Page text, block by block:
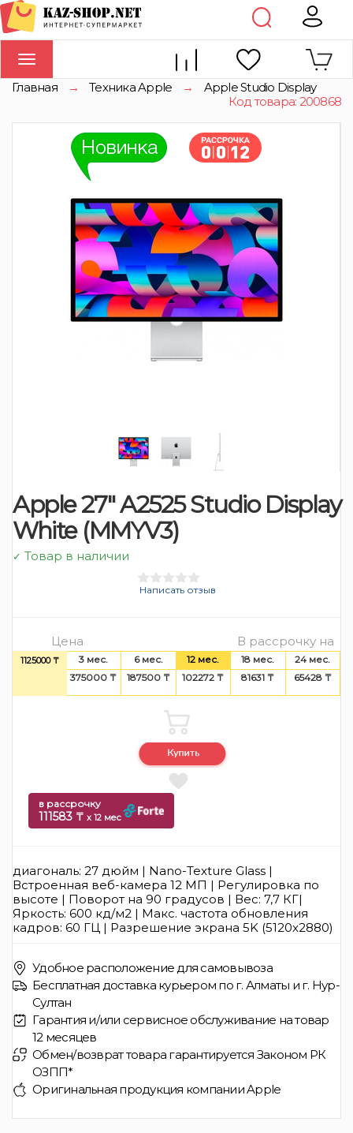
Toggle
navigation
Главная → Техника Apple →
Apple Studio Display
Код товара: 200868
Apple 27″ A2525 Studio Display
White (MMYV3)
✓ Товар в наличии
Написать отзыв
Цена В рассрочку на
1125000 ₸ 3 мес. 6 мес. 12 мес. 18 мес.
24 мес.
375000 ₸
187500 ₸ 102272 ₸ 81631 ₸ 65428 ₸
в рассрочку
111583 ₸ x 12 мес
диагональ: 27 дюйм | Nano-Texture Glass |
Встроенная веб-камера 12 МП | Регулировка по
высоте | Поворот на 90 градусов | Вес: 7,7 КГ|
Яркость: 600 кд/м2 | Макс. частота обновления
кадров: 60 ГЦ | Разрешение экрана 5K (5120x2880)
Удобное расположение для самовывоза
Бесплатная доставка курьером по г. Алматы и г. Нур-
Султан
Гарантия и/или сервисное обслуживание на товар
12 месяцев
Обмен/возврат товара гарантируется Законом РК
ОЗПП*
Оригинальная продукция компании Apple